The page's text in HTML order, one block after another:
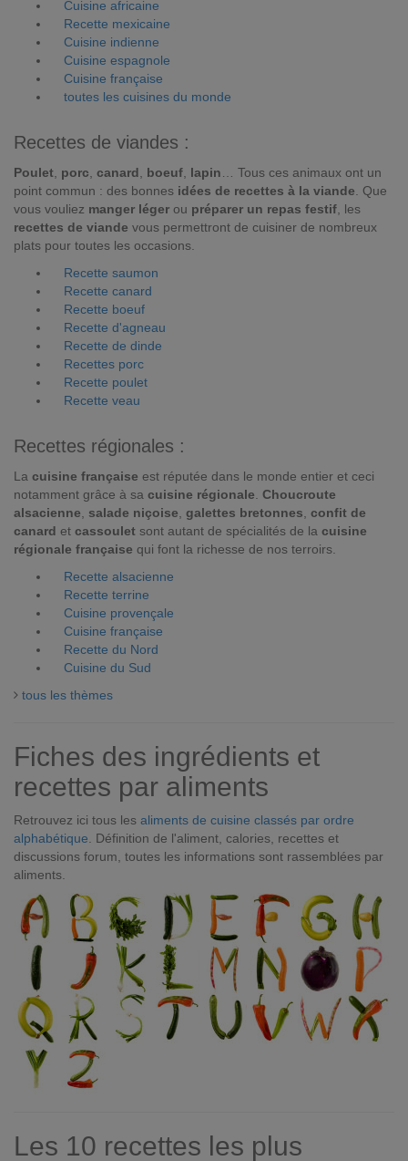
Cuisine africaine
Recette mexicaine
Cuisine indienne
Cuisine espagnole
Cuisine française
toutes les cuisines du monde
Recettes de viandes :
Poulet porc canard boeuf lapin … Tous ces animaux ont un
point commun : des bonnes idées de recettes à la viande . Que
vous vouliez manger léger ou préparer un repas festif , les
recettes de viande vous permettront de cuisiner de nombreux
plats pour toutes les occasions.
Recette saumon
Recette canard
Recette boeuf
Recette d'agneau
Recette de dinde
Recettes porc
Recette poulet
Recette veau
Recettes régionales :
La cuisine française est réputée dans le monde entier et ceci
notamment grâce à sa cuisine régionale Choucroute
alsacienne
salade niçoise galettes bretonnes confit de
canard et cassoulet sont autant de spécialités de la cuisine
régionale française qui font la richesse de nos terroirs.
Recette alsacienne
Recette terrine
Cuisine provençale
Cuisine française
Recette du Nord
Cuisine du Sud
tous les thèmes
Fiches des ingrédients et
recettes par aliments
Retrouvez ici tous les aliments de cuisine classés par ordre
alphabétique . Définition de l'aliment, calories, recettes et
discussions forum, toutes les informations sont rassemblées par
aliments.
Les 10 recettes les plus